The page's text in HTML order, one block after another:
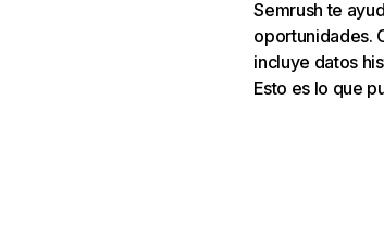
Semrush te
oportunidades.
incluye datos
Esto es lo que